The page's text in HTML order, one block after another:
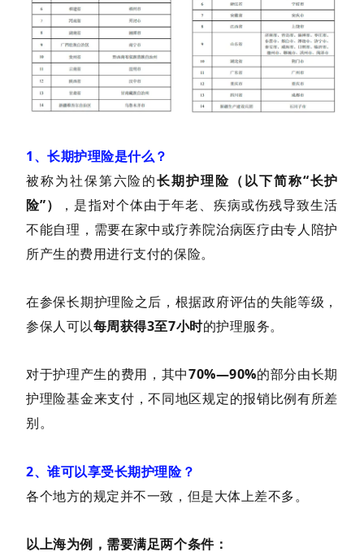
1、长期护理险是什么？
被称为社保第六险的长期护理险（以下简称“长护
险”）
，是指对个体由于年老、疾病或伤残导致生活
不能自理，需要在家中或疗养院治病医疗由专人陪护
所产生的费用进行支付的保险。
在参保长期护理险之后，根据政府评估的失能等级，
参保人可以每周获得3至7小时的护理服务。
对于护理产生的费用，其中70%—90%的部分由长期
护理险基金来支付，不同地区规定的报销比例有所差
别。
2、谁可以享受长期护理险？
各个地方的规定并不一致，但是大体上差不多。
以上海为例，需要满足两个条件：